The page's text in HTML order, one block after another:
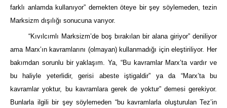
farklı anlamda kullanıyor” demekten öteye bir şey söylemeden, tezin
Marksizm dışılığı sonucuna varıyor.
“Kıvılcımlı Marksizm’de boş bırakılan bir alana giriyor” deniliyor
ama Marx’ın kavramlarını (olmayan) kullanmadığı için eleştiriliyor. Her
bakımdan sorunlu bir yaklaşım. Ya, “Bu kavramlar Marx’ta vardır ve
bu haliyle yeterlidir, gerisi abeste iştigaldir” ya da “Marx’ta bu
kavramlar yoktur, bu kavramlara gerek de yoktur” demesi gerekiyor.
Bunlarla ilgili bir şey söylemeden “bu kavramlarla oluşturulan Tez’in